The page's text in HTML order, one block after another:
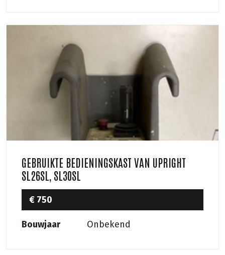
GEBRUIKTE BEDIENINGSKAST VAN UPRIGHT
SL26SL, SL30SL
€ 750
Bouwjaar Onbekend